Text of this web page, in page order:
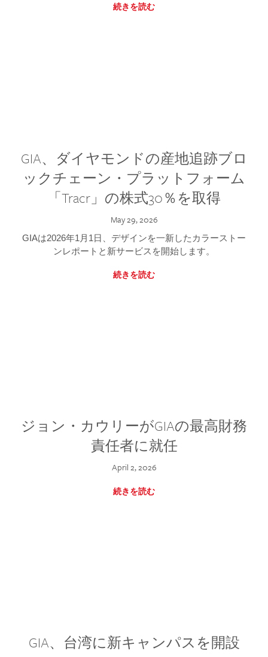
続きを読む
GIA、ダイヤモンドの産地追跡ブロ
ックチェーン・プラットフォーム
「Tracr」の株式30％を取得
May 29, 2026
GIAは2026年1月1日、デザインを一新したカラーストー
ンレポートと新サービスを開始します。
続きを読む
ジョン・カウリーがGIAの最高財務
責任者に就任
April 2, 2026
続きを読む
GIA、台湾に新キャンパスを開設